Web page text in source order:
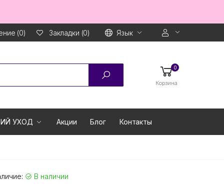
(0) Закладки (0) Язык
0
Корзина
УХОД Акции Блог Контакты
В наличии